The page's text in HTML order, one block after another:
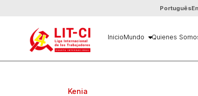
Português
InicioMundo Quienes
Kenia